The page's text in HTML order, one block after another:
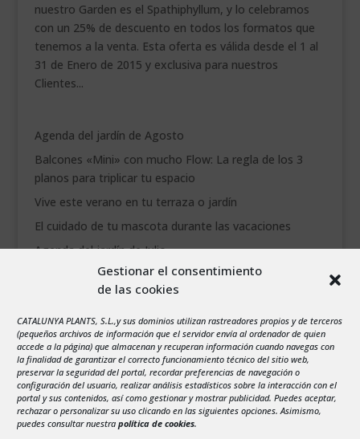
Gestionar el consentimiento
de las cookies
CATALUNYA PLANTS, S.L.,y sus dominios utilizan rastreadores propios y de terceros
(pequeños archivos de información que el servidor envía al ordenador de quien
accede a la página) que almacenan y recuperan información cuando navegas con
la finalidad de garantizar el correcto funcionamiento técnico del sitio web,
preservar la seguridad del portal, recordar preferencias de navegación o
configuración del usuario, realizar análisis estadísticos sobre la interacción con el
portal y sus contenidos, así como gestionar y mostrar publicidad. Puedes aceptar,
rechazar o personalizar su uso clicando en las siguientes opciones. Asimismo,
puedes consultar nuestra política de cookies.
nuestro Garden es el Spathiphyllum, y lo celebramos
con un 25% de descuento en todos los formatos que
tenemos a la venta. Esta oferta es válida desde el 1 al
31 de Enero de 2015 y exclusiva para nuestros
Clientes...
Agenda del jardín de Agosto
Balcones «Mini» con mucho Flow: La regla de los 3
planos para triplicar tu espacio
Vive este verano en tu terraza o jardín
El cuidado de tu mascota durante las vacaciones
Agenda del jardín de Julio
agosto 2026
1
2
3
4 5 6 7 8
9
10
11 12 13 14 15
16
17
18 19 20 21 22
23
24
25 26 27